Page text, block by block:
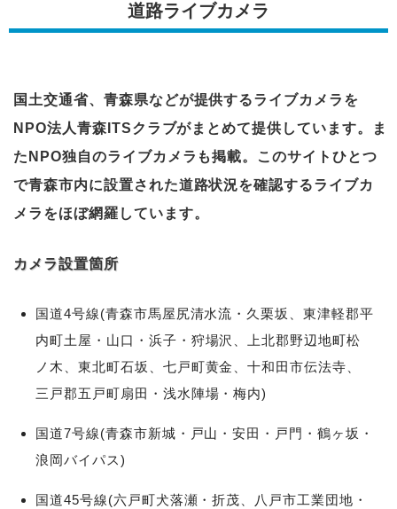
道路ライブカメラ
国土交通省、青森県などが提供するライブカメラを
NPO法人青森ITSクラブがまとめて提供しています。ま
たNPO独自のライブカメラも掲載。このサイトひとつ
で青森市内に設置された道路状況を確認するライブカ
メラをほぼ網羅しています。
カメラ設置箇所
国道4号線(青森市馬屋尻清水流・久栗坂、東津軽郡平
内町土屋・山口・浜子・狩場沢、上北郡野辺地町松
ノ木、東北町石坂、七戸町黄金、十和田市伝法寺、
三戸郡五戸町扇田・浅水陣場・梅内)
国道7号線(青森市新城・戸山・安田・戸門・鶴ヶ坂・
浪岡バイパス)
国道45号線(六戸町犬落瀬・折茂、八戸市工業団地・